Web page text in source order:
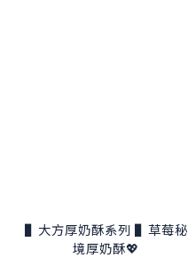
▌大方厚奶酥系列 ▌草莓秘
境厚奶酥💖